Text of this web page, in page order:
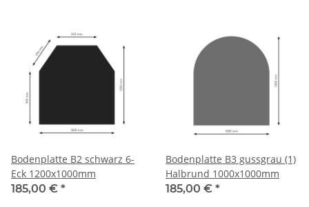
Bodenplatte B2 schwarz 6-
Eck 1200x1000mm
185,00 € *
Bodenplatte B3 gussgrau (1)
Halbrund 1000x1000mm
185,00 € *